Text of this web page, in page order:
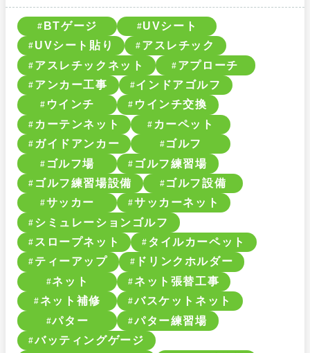
BTゲージ
UVシート
UVシート貼り
アスレチック
アスレチックネット
アプローチ
アンカー工事
インドアゴルフ
ウインチ
ウインチ交換
カーテンネット
カーペット
ガイドアンカー
ゴルフ
ゴルフ場
ゴルフ練習場
ゴルフ練習場設備
ゴルフ設備
サッカー
サッカーネット
シミュレーションゴルフ
スロープネット
タイルカーペット
ティーアップ
ドリンクホルダー
ネット
ネット張替工事
ネット補修
バスケットネット
パター
パター練習場
バッティングゲージ